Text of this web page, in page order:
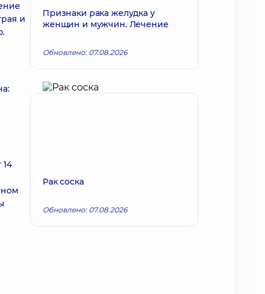
и
Признаки рака желудка у
женщин и мужчин. Лечение
Обновлено: 07.08.2026
Рак соска
Обновлено: 07.08.2026